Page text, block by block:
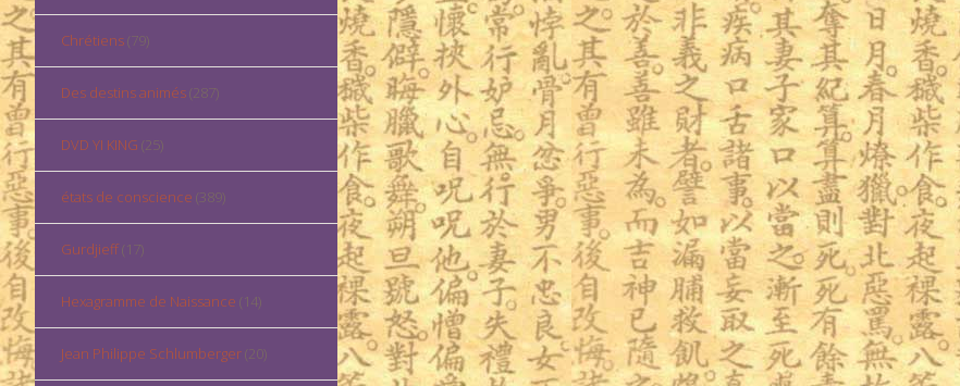
Chrétiens(79)
Des destins animés(287)
DVD YI KING (25)
états de conscience (389)
Gurdjieff(17)
Hexagramme de Naissance (14)
Jean Philippe Schlumberger(20)